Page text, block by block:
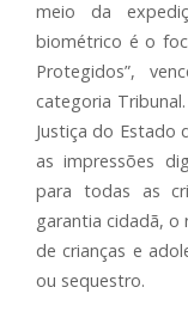
meio da
biométrico é o
Protegidos”,
categoria
Justiça do Estado
as impressões
para todas as
garantia cidadã,
de crianças e
ou sequestro.